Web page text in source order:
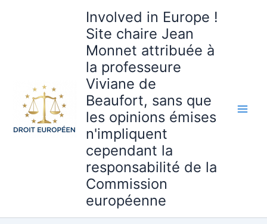
Involved in Europe !
Site chaire Jean
Monnet attribuée à
la professeure
Viviane de
Beaufort, sans que
les opinions émises
n'impliquent
cependant la
responsabilité de la
Commission
européenne